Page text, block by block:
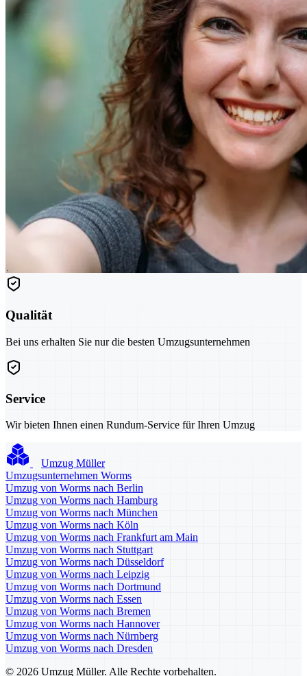
Qualität
Bei uns erhalten Sie nur die besten Umzugsunternehmen
Service
Wir bieten Ihnen einen Rundum-Service für Ihren Umzug
Umzug Müller
Umzugsunternehmen Worms
Umzug von Worms nach Berlin
Umzug von Worms nach Hamburg
Umzug von Worms nach München
Umzug von Worms nach Köln
Umzug von Worms nach Frankfurt am Main
Umzug von Worms nach Stuttgart
Umzug von Worms nach Düsseldorf
Umzug von Worms nach Leipzig
Umzug von Worms nach Dortmund
Umzug von Worms nach Essen
Umzug von Worms nach Bremen
Umzug von Worms nach Hannover
Umzug von Worms nach Nürnberg
Umzug von Worms nach Dresden
© 2026 Umzug Müller. Alle Rechte vorbehalten.